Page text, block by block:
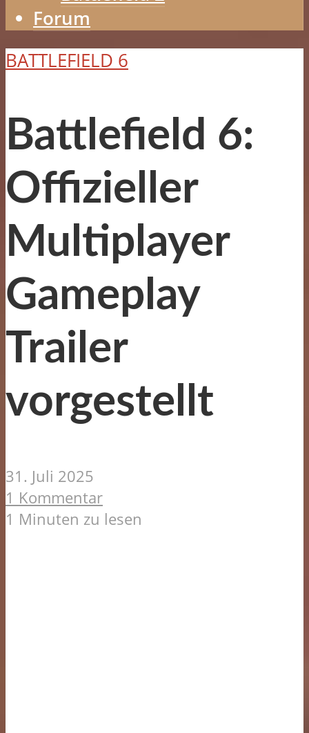
Forum
BATTLEFIELD 6
Battlefield 6:
Offizieller
Multiplayer
Gameplay
Trailer
vorgestellt
31. Juli 2025
1 Kommentar
1 Minuten zu lesen